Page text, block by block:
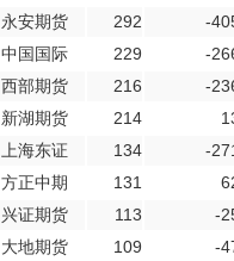
永安期货 292
-
中国国际 229
-
西部期货 216
-
新湖期货 214
上海东证 134
-
方正中期 131
兴证期货 113
-
大地期货 109
-